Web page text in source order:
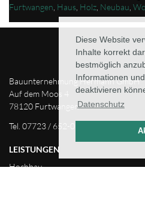
Diese Website
Inhalte korrekt
bestmöglich
Informationen
deaktivieren
Datenschutz
Furtwangen Haus Holz Neubau
Bauunternehmung Hermann GmbH
Auf dem Moos 4
78120 Furtwangen
Tel. 07723 / 652-0
LEISTUNGEN
Hochbau